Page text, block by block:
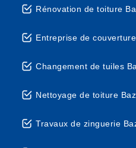
Rénovation de toiture
Entreprise de
Changement de tuiles
Nettoyage de toiture
Travaux de zinguerie